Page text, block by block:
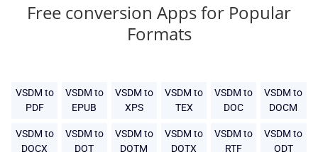
Free conversion Apps for Popular
Formats
VSDM to
PDF
VSDM to
EPUB
VSDM to
XPS
VSDM to
TEX
VSDM to
DOC
VSDM to
DOCM
VSDM to
DOCX
VSDM to
DOT
VSDM to
DOTM
VSDM to
DOTX
VSDM to
RTF
VSDM to
ODT